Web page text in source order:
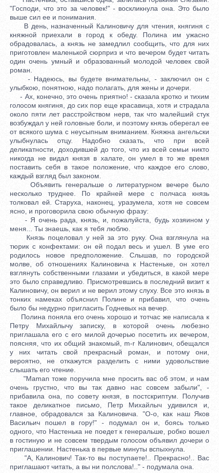
"Господи, что это за человек!" - воскликнула она. Это было
выше сил ее и понимания.
В день, назначенный Калиновичу для чтения, княгиня с
княжной приехали в город к обеду. Полина им ужасно
обрадовалась, а князь не замедлил сообщить, что для них
приготовлен маленькой сюрприз и что вечером будет читать
один очень умный и образованный молодой человек свой
роман.
- Надеюсь, вы будете внимательны, - заключил он с
улыбкою, понятною, надо полагать, для жены и дочери.
- Ах, конечно, это очень приятно! - сказала кротко и тихим
голосом княгиня, до сих пор еще красавица, хотя и страдала
около пяти лет расстройством нерв, так что малейший стук
возбуждал у ней головные боли, и поэтому князь оберегал ее
от всякого шума с неусыпным вниманием. Княжна ангельски
улыбнулась отцу. Надобно сказать, что при всей
деликатности, доходившей до того, что из всей семьи никто
никогда не видал князя в халате, он умел в то же время
поставить себя в такое положение, что каждое его слово,
каждый взгляд был законом.
Объявить генеральше о литературном вечере было
несколько труднее. По крайней мере с полчаса князь
толковал ей. Старуха, наконец, уразумела, хотя не совсем
ясно, и проговорила свою обычную фразу:
- Я очень рада, князь, и, пожалуйста, будь хозяином у
меня... Ты знаешь, как я тебя люблю.
Князь поцеловал у ней за это руку. Она взглянула на
тюрик с конфектами: он ей подал весь и ушел. В уме его
родилось новое предположение. Слышав, по городской
молве, об отношениях Калиновича к Настеньке, он хотел
взглянуть собственными глазами и убедиться, в какой мере
это было справедливо. Присмотревшись в последний визит к
Калиновичу, он верил и не верил этому слуху. Все это князь в
тонких намеках объяснил Полине и прибавил, что очень
было бы недурно пригласить Годневых на вечер.
Полина поняла его очень хорошо и тотчас же написала к
Петру Михайлычу записку, в которой очень любезно
приглашала его с его милой дочерью посетить их вечером,
поясняя, что их общий знакомый, m-r Калинович, обещался
у них читать свой прекрасный роман, и потому они,
вероятно, не откажутся разделить с ними удовольствие
слышать его чтение.
"Maman тоже поручила мне просить вас об этом, и нам
очень грустно, что вы так давно нас совсем забыли", -
прибавила она, по совету князя, в постскриптум. Получив
такое деликатное письмо, Петр Михайлыч удивился и,
главное, обрадовался за Калиновича. "О-о, как наш Яков
Васильич пошел в гору!" - подумал он и, боясь только
одного, что Настенька не поедет к генеральше, робко вошел
в гостиную и не совсем твердым голосом объявил дочери о
приглашении. Настенька в первые минуты вспыхнула.
"А, Калинович! Так-то вы поступаете!.. Прекрасно!.. Вас
приглашают читать, а вы ни полслова!.." - подумала она.